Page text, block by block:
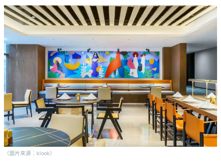
樂
體
驗
手
作
作
坊
戶
外
玩
樂
沙
灘
露
營
活
動
#
散
（圖片來源：klook）